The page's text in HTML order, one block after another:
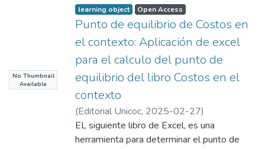
No Thumbnail
Available
learning object Open Access
Punto de equilibrio de Costos en
el contexto: Aplicación de excel
para el calculo del punto de
equilibrio del libro Costos en el
contexto
(Editorial Unicoc, 2025-02-27)
Cortés Cortés, Jorge Alexander
EL siguiente libro de Excel, es una
herramienta para determinar el punto de